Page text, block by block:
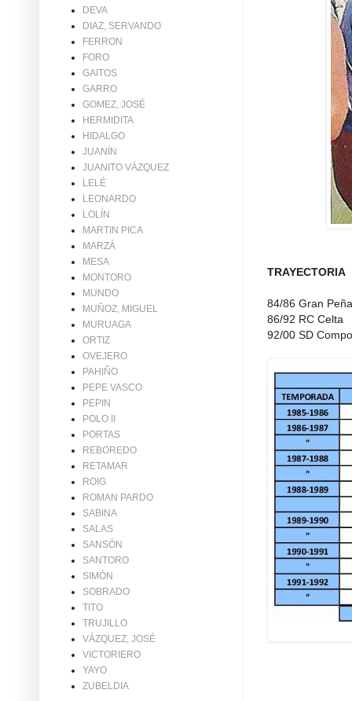
TRAYECTORIA
84/86 Gran Peña
86/92 RC Celta
92/00 SD
DEVA
DIAZ, SERVANDO
FERRON
FORO
GAITOS
GARRO
GOMEZ, JOSÉ
HERMIDITA
HIDALGO
JUANÍN
JUANITO VÁZQUEZ
LELÉ
LEONARDO
LOLÍN
MARTIN PICA
MARZÁ
MESA
MONTORO
MUNDO
MUÑOZ, MIGUEL
MURUAGA
ORTIZ
OVEJERO
PAHIÑO
PEPE VASCO
PEPIN
POLO II
PORTAS
REBOREDO
RETAMAR
ROIG
ROMAN PARDO
SABINA
SALAS
SANSÓN
SANTORO
SIMÓN
SOBRADO
TITO
TRUJILLO
VÁZQUEZ, JOSÉ
VICTORIERO
YAYO
ZUBELDIA